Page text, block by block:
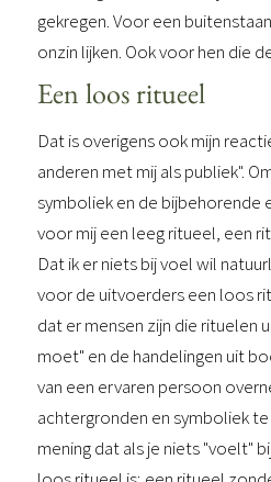
gekregen. Voor een
onzin lijken. Ook voor hen die
Een loos ritueel
Dat is overigens ook mijn
anderen met mij als publiek".
symboliek en de bijbehorende
voor mij een leeg ritueel, een
Dat ik er niets bij voel wil
voor de uitvoerders een loos
dat er mensen zijn die rituelen
moet" en de handelingen uit
van een ervaren persoon
achtergronden en symboliek te
mening dat als je niets "voelt"